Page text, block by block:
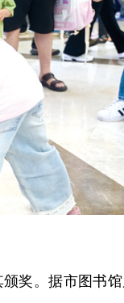
奖。据市图书